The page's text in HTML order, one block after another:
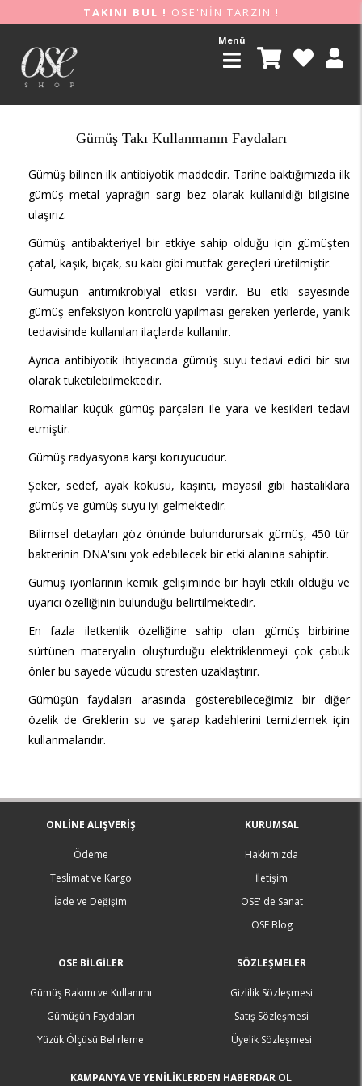
TAKINI BUL ! OSE'NİN TARZIN !
Menü
Gümüş Takı Kullanmanın Faydaları
Gümüş bilinen ilk antibiyotik maddedir. Tarihe baktığımızda ilk
gümüş metal yaprağın sargı bez olarak kullanıldığı bilgisine
ulaşırız.
Gümüş antibakteriyel bir etkiye sahip olduğu için gümüşten
çatal, kaşık, bıçak, su kabı gibi mutfak gereçleri üretilmiştir.
Gümüşün antimikrobiyal etkisi vardır. Bu etki sayesinde
gümüş enfeksiyon kontrolü yapılması gereken yerlerde, yanık
tedavisinde kullanılan ilaçlarda kullanılır.
Ayrıca antibiyotik ihtiyacında gümüş suyu tedavi edici bir sıvı
olarak tüketilebilmektedir.
Romalılar küçük gümüş parçaları ile yara ve kesikleri tedavi
etmiştir.
Gümüş radyasyona karşı koruyucudur.
Şeker, sedef, ayak kokusu, kaşıntı, mayasıl gibi hastalıklara
gümüş ve gümüş suyu iyi gelmektedir.
Bilimsel detayları göz önünde bulundurursak gümüş, 450 tür
bakterinin DNA'sını yok edebilecek bir etki alanına sahiptir.
Gümüş iyonlarının kemik gelişiminde bir hayli etkili olduğu ve
uyarıcı özelliğinin bulunduğu belirtilmektedir.
En fazla iletkenlik özelliğine sahip olan gümüş birbirine
sürtünen materyalin oluşturduğu elektriklenmeyi çok çabuk
önler bu sayede vücudu stresten uzaklaştırır.
Gümüşün faydaları arasında gösterebileceğimiz bir diğer
özelik de Greklerin su ve şarap kadehlerini temizlemek için
kullanmalarıdır.
ONLINE ALIŞVERIŞ
Ödeme
Teslimat ve Kargo
İade ve Değişim
KURUMSAL
Hakkımızda
İletişim
OSE' de Sanat
OSE Blog
OSE BILGILER
Gümüş Bakımı ve Kullanımı
Gümüşün Faydaları
Yüzük Ölçüsü Belirleme
SÖZLEŞMELER
Gizlilik Sözleşmesi
Satış Sözleşmesi
Üyelik Sözleşmesi
KAMPANYA VE YENİLİKLERDEN HABERDAR OL